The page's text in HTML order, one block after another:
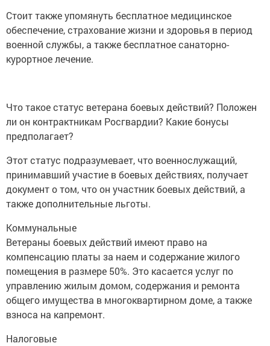
Стоит также упомянуть бесплатное медицинское
обеспечение, страхование жизни и здоровья в период
военной службы, а также бесплатное санаторно-
курортное лечение.
Что такое статус ветерана боевых действий? Положен
ли он контрактникам Росгвардии? Какие бонусы
предполагает?
Этот статус подразумевает, что военнослужащий,
принимавший участие в боевых действиях, получает
документ о том, что он участник боевых действий, а
также дополнительные льготы.
Коммунальные
Ветераны боевых действий имеют право на
компенсацию платы за наем и содержание жилого
помещения в размере 50%. Это касается услуг по
управлению жилым домом, содержания и ремонта
общего имущества в многоквартирном доме, а также
взноса на капремонт.
Налоговые